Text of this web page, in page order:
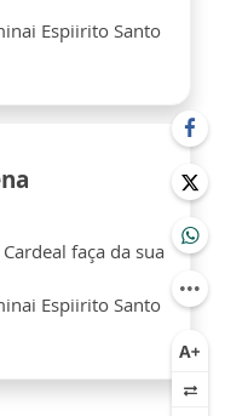
Espiirito Santo
faça da sua
Espiirito Santo